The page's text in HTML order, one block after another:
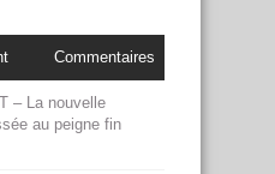
Commentaires
– La nouvelle
au peigne fin